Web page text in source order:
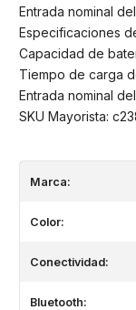
Entrada nominal
Especificaciones
Capacidad de
Tiempo de carga
Entrada nominal
SKU Mayorista:
Marca:
Color:
Conectividad:
Bluetooth: